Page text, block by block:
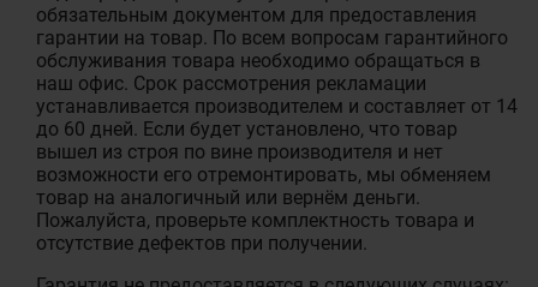
обязательным документом для предоставления
гарантии на товар. По всем вопросам гарантийного
обслуживания товара необходимо обращаться в
наш офис. Срок рассмотрения рекламации
устанавливается производителем и составляет от 14
до 60 дней. Если будет установлено, что товар
вышел из строя по вине производителя и нет
возможности его отремонтировать, мы обменяем
товар на аналогичный или вернём деньги.
Пожалуйста, проверьте комплектность товара и
отсутствие дефектов при получении.